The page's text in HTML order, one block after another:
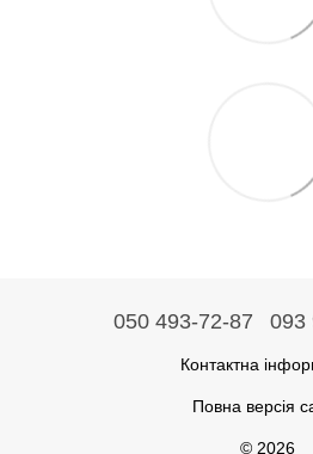
050 493-72-87 093
Контактна
Повна версія
© 2026